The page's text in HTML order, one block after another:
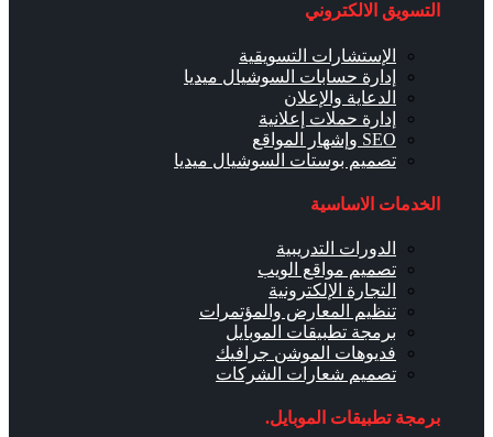
التسويق الالكتروني
الإستشارات التسويقية
إدارة حسابات السوشيال ميديا
الدعاية والإعلان
إدارة حملات إعلانية
SEO وإشهار المواقع
تصميم بوستات السوشيال ميديا
الخدمات الاساسية
الدورات التدريبية
تصميم مواقع الويب
التجارة الإلكترونية
تنظيم المعارض والمؤتمرات
برمجة تطبيقات الموبايل
فديوهات الموشن جرافيك
تصميم شعارات الشركات
برمجة تطبيقات الموبايل.